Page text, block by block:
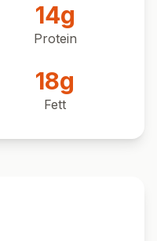
14g
Protein
18g
Fett